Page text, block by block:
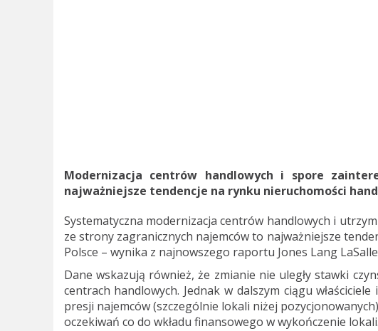
Modernizacja centrów handlowych i spore
najważniejsze tendencje na rynku nieruchomości
Systematyczna modernizacja centrów handlowych i
ze strony zagranicznych najemców to najważniejsze
Polsce – wynika z najnowszego raportu Jones Lang
Dane wskazują również, że zmianie nie uległy stawki
centrach handlowych. Jednak w dalszym ciągu
presji najemców (szczególnie lokali niżej
oczekiwań co do wkładu finansowego w wykończenie lokali.